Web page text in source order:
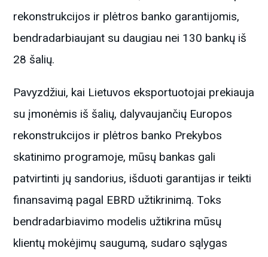
rekonstrukcijos ir plėtros banko garantijomis,
bendradarbiaujant su daugiau nei 130 bankų iš
28 šalių.
Pavyzdžiui, kai Lietuvos eksportuotojai prekiauja
su įmonėmis iš šalių, dalyvaujančių Europos
rekonstrukcijos ir plėtros banko Prekybos
skatinimo programoje, mūsų bankas gali
patvirtinti jų sandorius, išduoti garantijas ir teikti
finansavimą pagal EBRD užtikrinimą. Toks
bendradarbiavimo modelis užtikrina mūsų
klientų mokėjimų saugumą, sudaro sąlygas